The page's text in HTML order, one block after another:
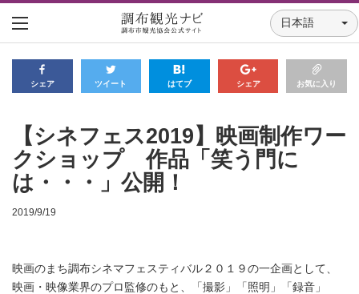
日本語
シェア ツイート はてブ シェア お気に入り
【シネフェス2019】映画制作ワー
クショップ 作品「笑う門に
は・・・」公開！
2019/9/19
映画のまち調布シネマフェスティバル２０１９の一企画として、
映画・映像業界のプロ監修のもと、「撮影」「照明」「録音」